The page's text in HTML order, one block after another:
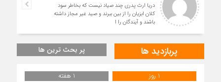
دریا ارث پدری چند صیاد نیست که بخاطر سود
کلان ابزیان را از بین ببرند و صید غیر مجاز داشته
باشند و آیندگان را ا
پربازدید ها پر بحث ترین ها
1 روز 1 هفته